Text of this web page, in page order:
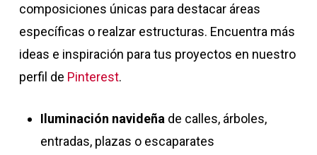
composiciones únicas para destacar áreas
específicas o realzar estructuras. Encuentra más
ideas e inspiración para tus proyectos en nuestro
perfil de Pinterest.
Iluminación navideña de calles, árboles,
entradas, plazas o escaparates